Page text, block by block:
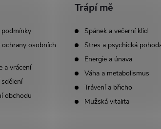
osobních
a vrácení
obchodu
Trápí mě
Spánek a večerní klid
Stres a psychická
Energie a únava
Váha a metabolismus
Trávení a břicho
Mužská vitalita